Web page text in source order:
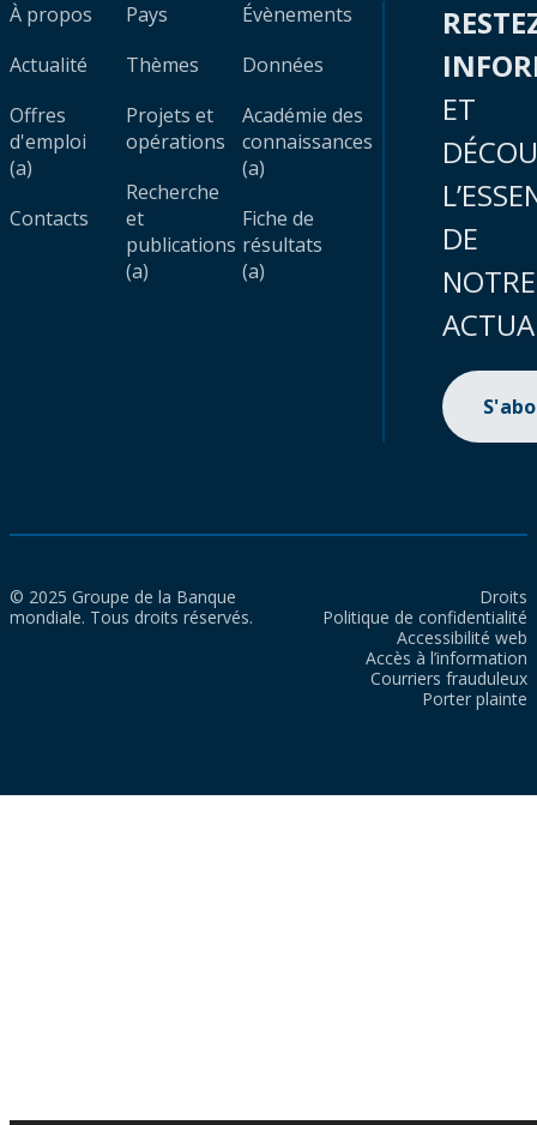
À propos
Actualité
Offres
d'emploi
(a)
Contacts
Pays
Thèmes
Projets et
opérations
Recherche
et
publications
(a)
Évènements
Données
Académie des
connaissances
(a)
Fiche de
résultats
(a)
ET
DE
NOTRE
© 2025 Groupe de la Banque
mondiale. Tous droits réservés.
Droits
Politique de confidentialité
Accessibilité web
Accès à l’information
Courriers frauduleux
Porter plainte